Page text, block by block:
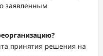
заявленным
принятия решения на